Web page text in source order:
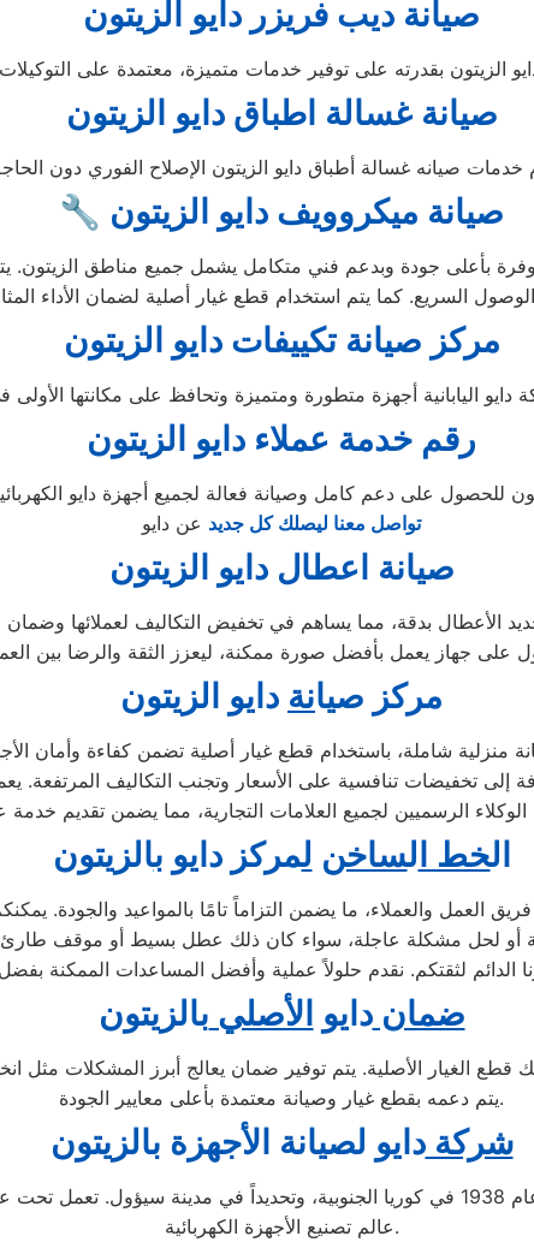
صيانة ديب فريزر دايو الزيتون
صيانة غسالة اطباق دايو الزيتون
🔧 صيانة ميكروويف دايو الزيتون
بأعلى جودة وبدعم فني متكامل يشمل جميع مناطق الزيتون.
مركز صيانة تكييفات دايو الزيتون
رقم خدمة عملاء دايو الزيتون
تواصل معنا ليصلك كل جديد عن دايو
صيانة اعطال دايو الزيتون
الأعطال بدقة، مما يساهم في تخفيض التكاليف لعملائها وضمان
مركز صيانة دايو الزيتون
منزلية شاملة، باستخدام قطع غيار أصلية تضمن كفاءة وأمان
إلى تخفيضات تنافسية على الأسعار وتجنب التكاليف المرتفعة.
الخط ا لساخن لمركز دايو بالزيتون
والعملاء، ما يضمن التزاماً تامًا بالمواعيد والجودة.
ضماندايو الأصلي بالزيتون
قطع الغيار الأصلية. يتم توفير ضمان يعالج أبرز المشكلات
يتم دعمه بقطع غيار وصيانة معتمدة بأعلى معايير الجودة.
شركةدايو لصيانة الجهزة بالزيتون
تُعد شركة دايو إحدى الشركات الرائدة متعددة الجنسيات، تأسست عام 1938 في كوريا
عالم تصنيع الأجهزة الكهربائية.